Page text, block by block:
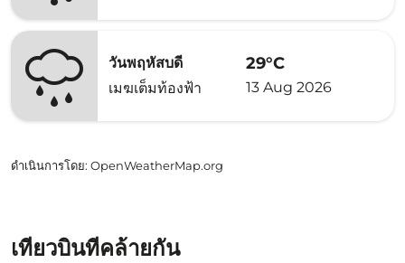
วันพฤหัสบดี
เมฆเต็มท้องฟ้า
29°C
13 Aug 2026
ดำเนินการโดย: OpenWeatherMap.org
เที่ยวบินที่คล้ายกัน